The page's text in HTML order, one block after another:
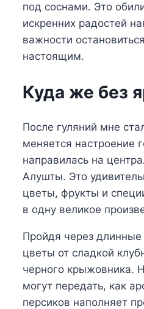
под соснами. Это
искренних радостей
важности
настоящим.
Куда же без
После гуляний мне
меняется настроение
направилась на
Алушты. Это
цветы, фрукты и
в одну великое
Пройдя через
цветы от сладкой
черного крыжовника.
могут передать, как
персиков наполняет